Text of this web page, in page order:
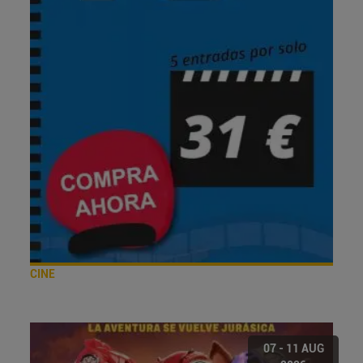
CINE
07 - 11 AUG